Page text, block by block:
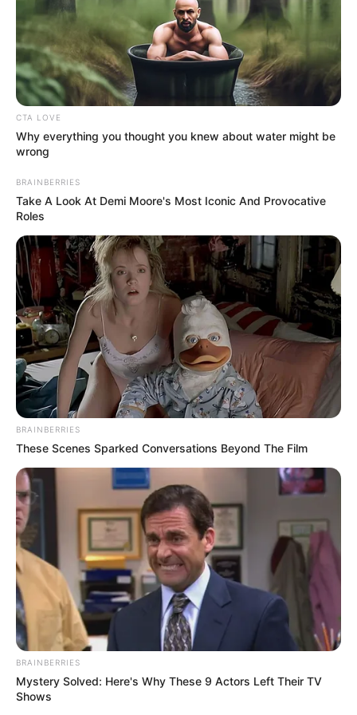
Si se laboran dos días a la semana, se multiplica 4.33 X 2
X 50.000.
Es importante tener en cuenta que la fecha límite del
pago de la prima de servicios es el 20 de diciembre.
COMPARTIR
TEMAS RELACIONADOS
EMPLEADA DE SERVICIO DOMÉSTICO
TRABAJADORES INDEPENDIENTES
MANTÉNGASE EN ALERTA
Tenemos todas las noticias que le
interesan. Para estar bien informado, por
ACTIVAR AHORA
TEMAS DESTACADOS
EMERGENCIAS POR LLUVIAS
FUERTES LLUVIAS
VIA AL LLANO
LIGA BETPLAY
METRO DE MEDELLÍN
CORTES DE LUZ
CORTES DE AGUA
FENÓMENO DEL NIÑO
CTA LOVE
Why everything you thought you knew about water might be
wrong
BRAINBERRIES
Take A Look At Demi Moore's Most Iconic And Provocative
Roles
BRAINBERRIES
These Scenes Sparked Conversations Beyond The Film
BRAINBERRIES
Mystery Solved: Here's Why These 9 Actors Left Their TV
Shows